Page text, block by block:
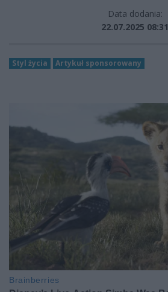
Data dodania:
22.07.2025 08:31
Styl życia Artykuł sponsorowany